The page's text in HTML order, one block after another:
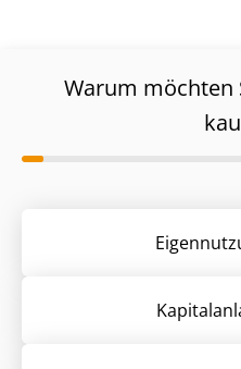
Warum möchten